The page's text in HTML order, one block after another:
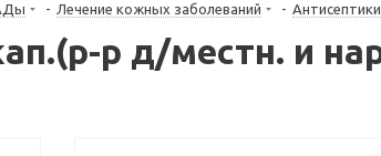
- Лечение кожных заболеваний - Антисептики
р д/местн. и